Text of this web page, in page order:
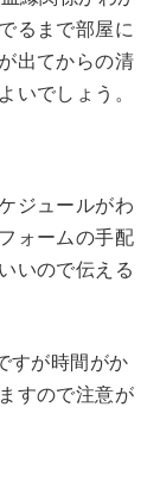
るまで部屋に
出てからの清
いでしょう。
ジュールがわ
ォームの手配
いので伝える
すが時間がか
すので注意が